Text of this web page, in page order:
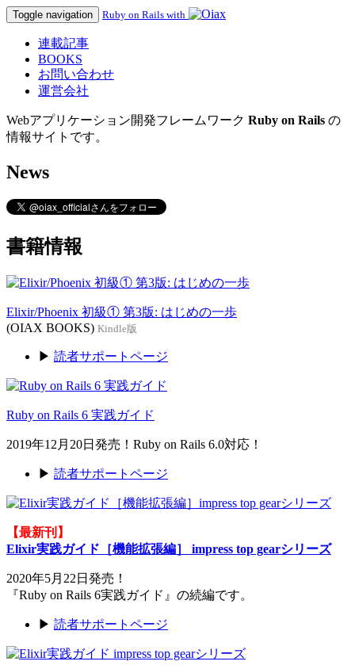
Toggle navigation Ruby on Rails with
連載記事
BOOKS
お問い合わせ
運営会社
Webアプリケーション開発フレームワーク Ruby on Rails の
情報サイトです。
News
書籍情報
Elixir/Phoenix 初級① 第3版: はじめの一歩
(OIAX BOOKS) Kindle版
▶ 読者サポートページ
Ruby on Rails 6 実践ガイド
2019年12月20日発売！Ruby on Rails 6.0対応！
▶ 読者サポートページ
【最新刊】
Elixir実践ガイド［機能拡張編］ impress top gearシリーズ
2020年5月22日発売！
『Ruby on Rails 6実践ガイド』の続編です。
▶ 読者サポートページ